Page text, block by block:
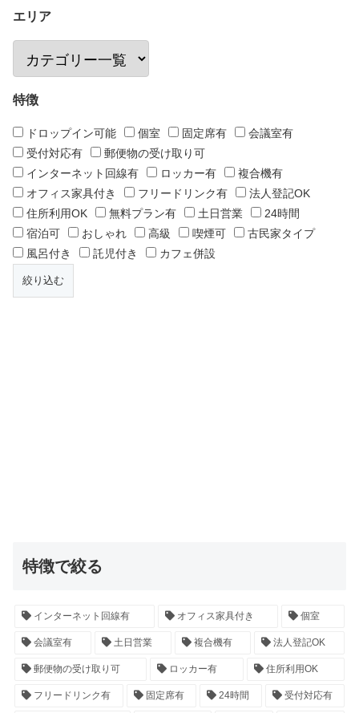
エリア
特徴
ドロップイン可能 個室 固定席有
会議室有
受付対応有
郵便物の受け取り可
インターネット回線有
ロッカー有
複合機有
オフィス家具付き
フリードリンク有
法人登記OK
住所利用OK
無料プラン有 土日営業
24時間
宿泊可
おしゃれ 高級 喫煙可
古民家タイプ
風呂付き
託児付き カフェ併設
特徴で絞る
インターネット回線有 オフィス家具付き 個室
会議室有 土日営業 複合機有 法人登記OK
郵便物の受け取り可 ロッカー有 住所利用OK
フリードリンク有 固定席有 24時間 受付対応有